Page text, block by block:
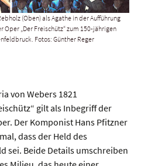
(Oben) als Agathe in der Aufführung
Oper „Der Freischütz“ zum 150-jährigen
Fotos: Günther Reger
von Webers 1821
gilt als Inbegriff der
Der Komponist Hans Pfitzner
dass der Held des
sei. Beide Details umschreiben